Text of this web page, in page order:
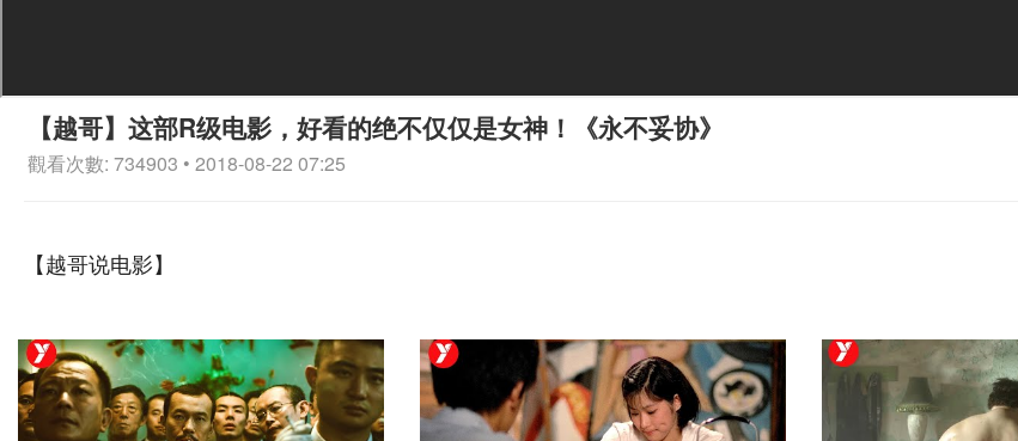
【越哥】这部R级电影，好看的绝不仅仅是女神！《永不妥协》
觀看次數: 734903 • 2018-08-22 07:25
【越哥说电影】